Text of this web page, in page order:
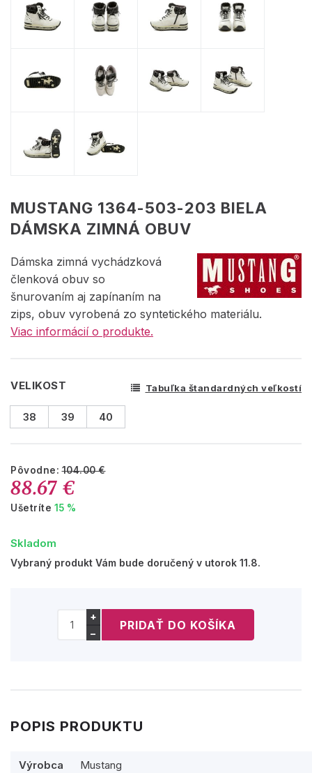
MUSTANG 1364-503-203 BIELA
DÁMSKA ZIMNÁ OBUV
Dámska zimná vychádzková
členková obuv so
šnurovaním aj zapínaním na
zips, obuv vyrobená zo syntetického materiálu.
Viac informácií o produkte.
VELIKOST Tabuľka štandardných veľkostí
38 39 40
Pôvodne:104.00 €
88.67 €
Ušetríte 15 %
Skladom
Vybraný produkt Vám bude doručený v utorok 11.8.
+
−
POPIS PRODUKTU
Výrobca Mustang